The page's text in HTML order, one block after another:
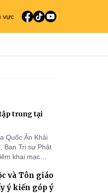
vực
trung tại
Quốc Ân Khải
Ban Trị sự Phật
khai mạc
tại chỗ khu vực
Tường.
và Tôn giáo
ý kiến góp ý